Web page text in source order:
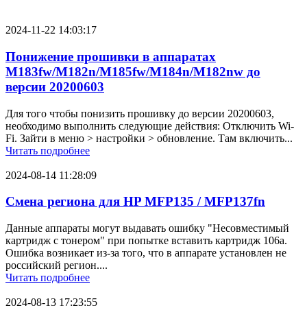
2024-11-22 14:03:17
Понижение прошивки в аппаратах
M183fw/M182n/M185fw/M184n/M182nw до
версии 20200603
Для того чтобы понизить прошивку до версии 20200603,
необходимо выполнить следующие действия: Отключить Wi-
Fi. Зайти в меню > настройки > обновление. Там включить...
Читать подробнее
2024-08-14 11:28:09
Смена региона для HP MFP135 / MFP137fn
Данные аппараты могут выдавать ошибку "Несовместимый
картридж с тонером" при попытке вставить картридж 106a.
Ошибка возникает из-за того, что в аппарате установлен не
российский регион....
Читать подробнее
2024-08-13 17:23:55